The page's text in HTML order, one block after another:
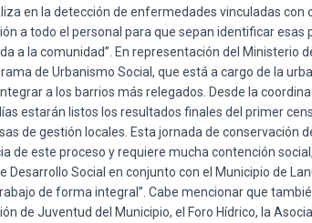
en la detección de enfermedades vinculadas con
a todo el personal para que sepan identificar
a la comunidad”. En representación del Ministerio
de Urbanismo Social, que está a cargo de la
a los barrios más relegados. Desde la
estarán listos los resultados finales del primer
de gestión locales. Esta jornada de conservación
de este proceso y requiere mucha contención
Desarrollo Social en conjunto con el Municipio de
de forma integral”. Cabe mencionar que
de Juventud del Municipio, el Foro Hídrico, la